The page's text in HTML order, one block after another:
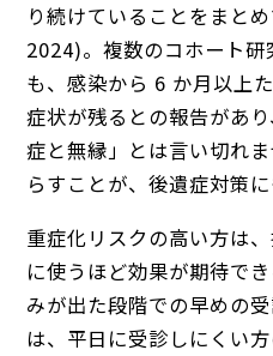
り続けていることをまと
2024)。複数のコホート
も、感染から 6 か月以上
症状が残るとの報告があ
症と無縁」とは言い切れ
らすことが、後遺症対策に
重症化リスクの高い方は
に使うほど効果が期待で
みが出た段階での早めの
は、平日に受診しにくい